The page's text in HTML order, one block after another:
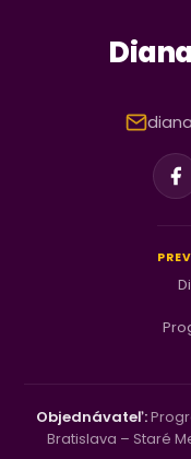
Objednávateľ:
Bratislava – Staré